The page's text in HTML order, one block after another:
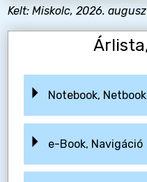
Kelt: Miskolc, 2026.
Notebook,
e-Book, Navigáció